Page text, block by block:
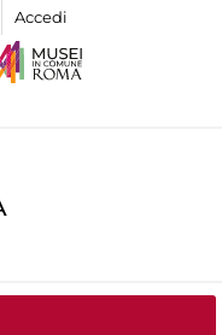
Accedi